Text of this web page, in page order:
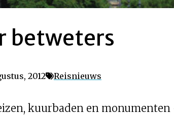
betweters
2012 Reisnieuws
kuurbaden en